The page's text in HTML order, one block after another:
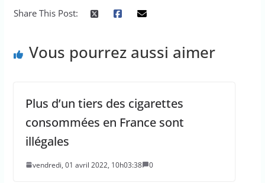
Share This Post:
Vous pourrez aussi aimer
Plus d’un tiers des cigarettes
consommées en France sont
illégales
vendredi, 01 avril 2022, 10h03:38 0